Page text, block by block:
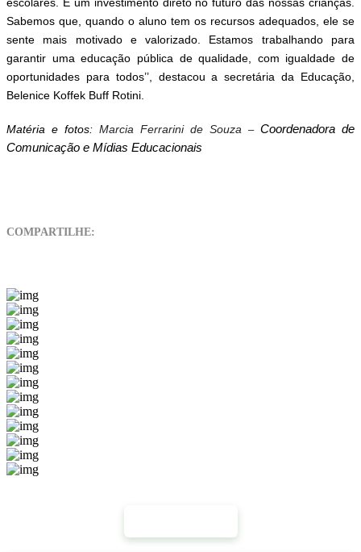
escolares. É um investimento direto no futuro das nossas crianças.
Sabemos que, quando o aluno tem os recursos adequados, ele se
sente mais motivado e valorizado. Estamos trabalhando para
garantir uma educação pública de qualidade, com igualdade de
oportunidades para todos’’, destacou a secretária da Educação,
Belenice Koffek Buff Rotini.
Matéria e fotos: Marcia Ferrarini de Souza – Coordenadora de
Comunicação e Mídias Educacionais
COMPARTILHE: